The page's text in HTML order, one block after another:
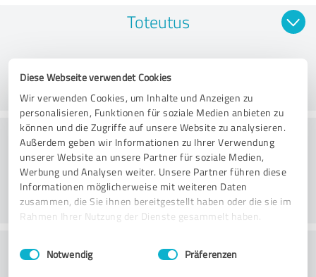
Diese Webseite verwendet Cookies
Wir verwenden Cookies, um Inhalte und Anzeigen zu
personalisieren, Funktionen für soziale Medien anbieten zu
können und die Zugriffe auf unsere Website zu analysieren.
Außerdem geben wir Informationen zu Ihrer Verwendung
unserer Website an unsere Partner für soziale Medien,
Werbung und Analysen weiter. Unsere Partner führen diese
Informationen möglicherweise mit weiteren Daten
zusammen, die Sie ihnen bereitgestellt haben oder die sie im
Rahmen Ihrer Nutzung der Dienste gesammelt haben.
Impressum Datenschutzbestimmungen
Einwilligungsauswahl
Notwendig Präferenzen
Toteutus
Konsultointi
Asiakaspalvelu